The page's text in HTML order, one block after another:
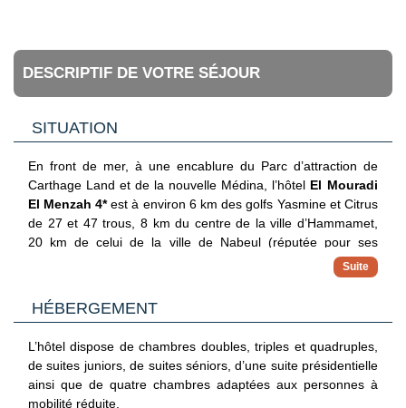
DESCRIPTIF DE VOTRE SÉJOUR
SITUATION
En front de mer, à une encablure du Parc d’attraction de
Carthage Land et de la nouvelle Médina, l’hôtel El Mouradi
El Menzah 4*est à environ 6 km des golfs Yasmine et Citrus
de 27 et 47 trous, 8 km du centre de la ville d’Hammamet,
20 km de celui de la ville de Nabeul (réputée pour ses
poteries). L’aéroport international d’Enfidha est à 30 km et
HÉBERGEMENT
L’hôtel dispose de chambres doubles, triples et quadruples,
de suites juniors, de suites séniors, d’une suite présidentielle
ainsi que de quatre chambres adaptées aux personnes à
mobilité réduite.